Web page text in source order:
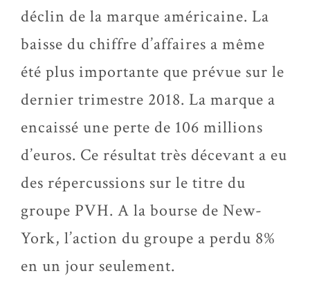
déclin de la marque américaine. La
baisse du chiffre d’affaires a même
été plus importante que prévue sur le
dernier trimestre 2018. La marque a
encaissé une perte de 106 millions
d’euros. Ce résultat très décevant a eu
des répercussions sur le titre du
groupe PVH. A la bourse de New-
York, l’action du groupe a perdu 8%
en un jour seulement.